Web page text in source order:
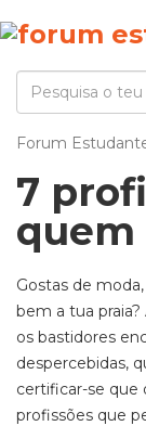
Forum
7
quem
Gostas de
bem a tua
os bastidores
despercebidas,
certificar-se que
profissões que